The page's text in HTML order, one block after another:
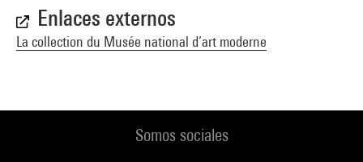
Enlaces externos
La collection du Musée national d’art moderne
Somos sociales